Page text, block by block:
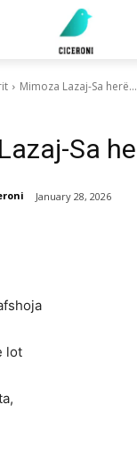
Mimoza Lazaj-Sa herë…
Sa
January 28, 2026
lot